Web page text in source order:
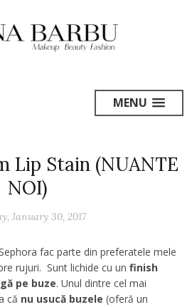
MENU
Lip Stain (NUANTE
NOI)
January 30, 2017
fac parte din preferatele mele
rujuri. Sunt lichide cu un finish
pe buze. Unul dintre cel mai
că nu usucă buzele (oferă un